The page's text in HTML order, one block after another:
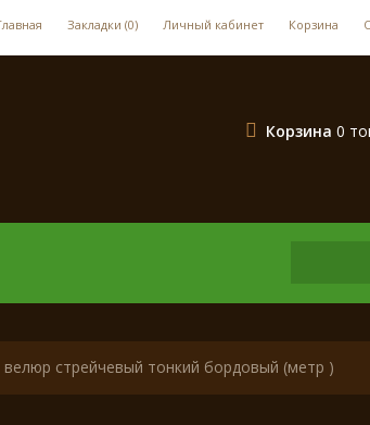
Закладки (0) Личный кабинет Корзина
Корзина 0
велюр стрейчевый тонкий бордовый (метр )